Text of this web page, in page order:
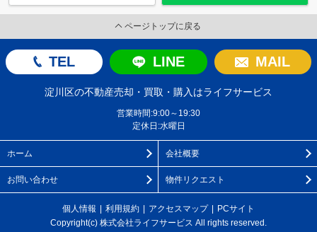
ページトップに戻る
TEL LINE MAIL
淀川区の不動産売却・買取・購入はライフサービス
営業時間:9:00～19:30
定休日:水曜日
ホーム 会社概要
お問い合わせ 物件リクエスト
個人情報 利用規約 アクセスマップ
PCサイト
Copyright(c) 株式会社ライフサービス All rights reserved.